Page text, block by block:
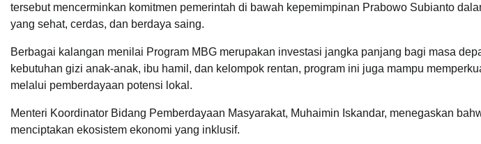
tersebut mencerminkan komitmen pemerintah di bawah kepemimpinan Prabowo Subianto
yang sehat, cerdas, dan berdaya saing.
Berbagai kalangan menilai Program MBG merupakan investasi jangka panjang bagi masa
kebutuhan gizi anak-anak, ibu hamil, dan kelompok rentan, program ini juga mampu
melalui pemberdayaan potensi lokal.
Menteri Koordinator Bidang Pemberdayaan Masyarakat, Muhaimin Iskandar, menegaskan
menciptakan ekosistem ekonomi yang inklusif.